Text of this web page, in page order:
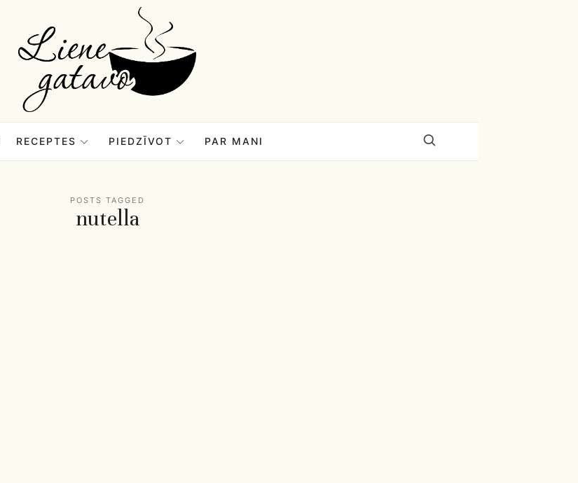
Liene
Gatavo
–
Mana
RECEPTES PIEDZĪVOT PAR MANI
POSTS TAGGED
nutella